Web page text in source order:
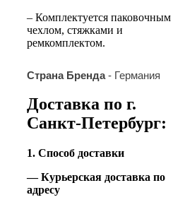
– Комплектуется паковочным
чехлом, стяжками и
ремкомплектом.
Страна Бренда- Германия
Доставка по г.
Санкт-Петербург:
1. Способ доставки
— Курьерская доставка по
адресу